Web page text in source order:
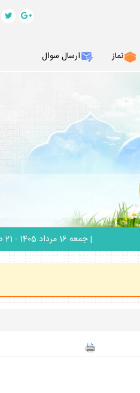
نماز ارسال سوال
| جمعه 16 مرداد 1405 - 21 صفر 1448